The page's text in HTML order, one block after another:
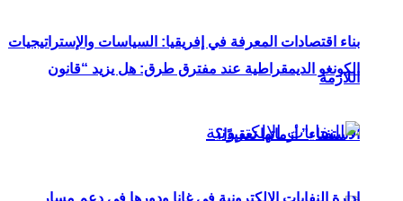
الكونغو الديمقراطية عند مفترق طرق: هل يزيد “قانون
الاستفتاء” أزماتها تعقيدًا؟
بناء اقتصادات المعرفة في إفريقيا: السياسات والإستراتيجيات
اللازمة
إدارة النفايات الإلكترونية في غانا ودورها في دعم مسار